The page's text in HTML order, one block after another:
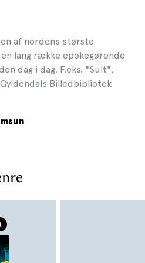
af nordens største
lang række epokegørende
dag i dag. F.eks. "Sult",
Billedbibliotek